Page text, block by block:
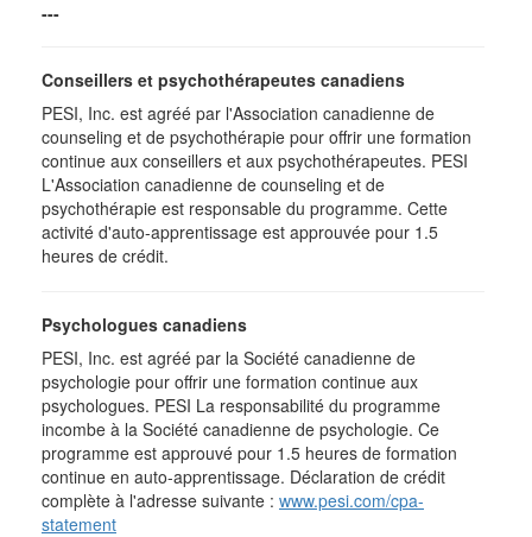
---
Conseillers et psychothérapeutes canadiens
PESI, Inc. est agréé par l'Association canadienne de
counseling et de psychothérapie pour offrir une formation
continue aux conseillers et aux psychothérapeutes. PESI
L'Association canadienne de counseling et de
psychothérapie est responsable du programme. Cette
activité d'auto-apprentissage est approuvée pour 1.5
heures de crédit.
Psychologues canadiens
PESI, Inc. est agréé par la Société canadienne de
psychologie pour offrir une formation continue aux
psychologues. PESI La responsabilité du programme
incombe à la Société canadienne de psychologie. Ce
programme est approuvé pour 1.5 heures de formation
continue en auto-apprentissage. Déclaration de crédit
complète à l'adresse suivante : www.pesi.com/cpa-
statement